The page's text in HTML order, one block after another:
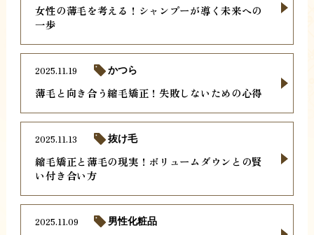
女性の薄毛を考える！シャンプーが導く未来への
一歩
薄毛と向き合う縮毛矯正！失敗しないための心得
2025.11.19 かつら
縮毛矯正と薄毛の現実！ボリュームダウンとの賢
い付き合い方
2025.11.13 抜け毛
2025.11.09 男性化粧品